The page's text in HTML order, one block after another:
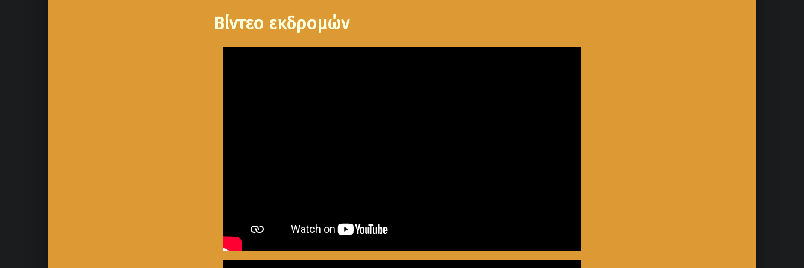
Βίντεο εκδρομών